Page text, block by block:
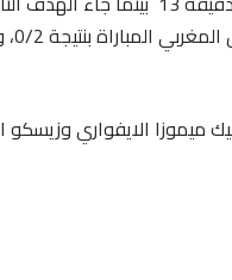
الخطا
الاولى ب 6 نقاط متقدما على اسيك ميموزا